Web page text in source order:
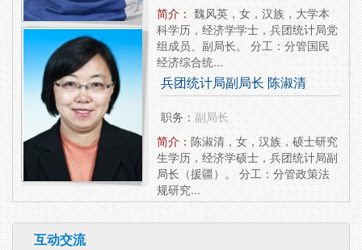
简介：魏风英，女，汉族，大学本
科学历，经济学学士，兵团统计局党
组成员、副局长。 分工：分管国民
经济综合统...
兵团统计局副局长 陈淑清
职务：副局长
简介：陈淑清，女，汉族，硕士研究
生学历，经济学硕士，兵团统计局副
局长（援疆）。 分工：分管政策法
规研究...
互动交流